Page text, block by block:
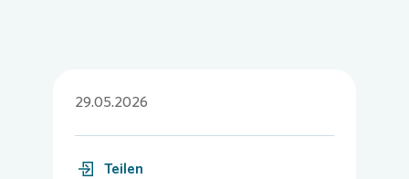
29.05.2026
Teilen